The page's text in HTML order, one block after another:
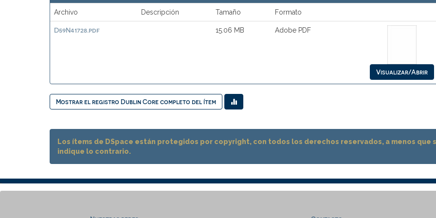
Archivo Descripción Tamaño Formato
D59N41728.pdf 15.06 MB Adobe PDF
Visualizar/Abrir
Mostrar el registro Dublin Core completo del ítem
Los ítems de DSpace están protegidos por copyright, con todos los derechos reservados, a menos que
indique lo contrario.